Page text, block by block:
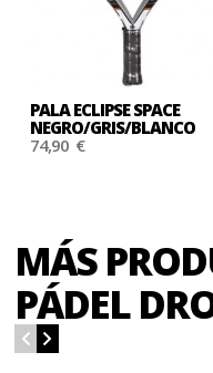
PALA ECLIPSE SPACE
NEGRO/GRIS/BLANCO
74,90 €
MÁS
PÁDEL